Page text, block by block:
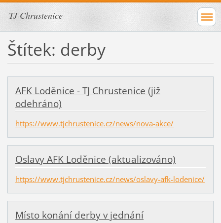
TJ Chrustenice
Štítek: derby
AFK Loděnice - TJ Chrustenice (již
odehráno)
https://www.tjchrustenice.cz/news/nova-akce/
Oslavy AFK Loděnice (aktualizováno)
https://www.tjchrustenice.cz/news/oslavy-afk-lodenice/
Místo konání derby v jednání